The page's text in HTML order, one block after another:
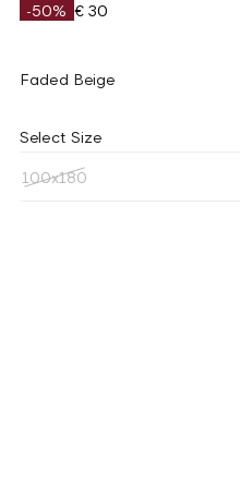
-50% € 30
Faded Beige
Select Size
100x180